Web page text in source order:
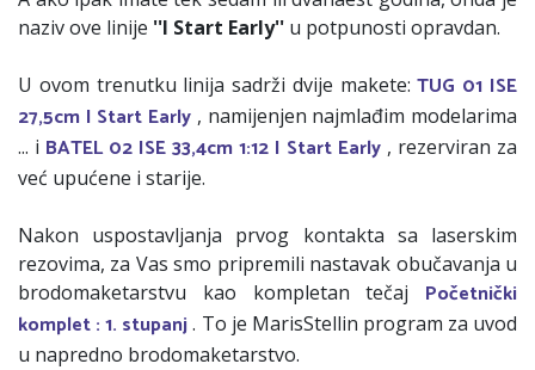
naziv ove linije ''I Start Early'' u potpunosti opravdan.
U ovom trenutku linija sadrži dvije makete:TUG 01 ISE
27,5cm I Start Early , namijenjen najmlađim modelarima
... i BATEL 02 ISE 33,4cm 1:12 I Start Early , rezerviran za
već upućene i starije.
Nakon uspostavljanja prvog kontakta sa laserskim
rezovima, za Vas smo pripremili nastavak obučavanja u
brodomaketarstvu kao kompletan tečaj Početnički
komplet : 1. stupanj . To je MarisStellin program za uvod
u napredno brodomaketarstvo.